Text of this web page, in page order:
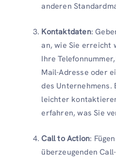
anderen
Kontaktdaten:
an, wie Sie erreicht
Ihre
Mail-Adresse oder
des Unternehmens.
leichter
erfahren, was Sie
Call to Action:
überzeugenden